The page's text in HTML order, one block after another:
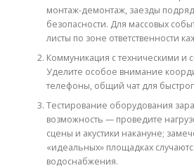
монтаж-демонтаж, заезды
безопасности. Для массовых
листы по зоне ответственности
Коммуникация с техническими и
Уделите особое внимание
телефоны, общий чат для
Тестирование оборудования
возможность — проведите
сцены и акустики накануне;
«идеальных» площадках
водоснабжения.